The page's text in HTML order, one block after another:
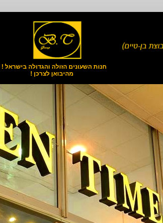
חנות השעונים הזולה והגדולה בישראל !
מהיבואן לצרכן !